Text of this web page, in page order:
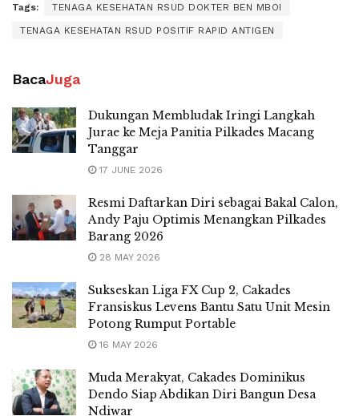
Tags: TENAGA KESEHATAN RSUD DOKTER BEN MBOI
TENAGA KESEHATAN RSUD POSITIF RAPID ANTIGEN
BacaJuga
Dukungan Membludak Iringi Langkah
Jurae ke Meja Panitia Pilkades Macang
Tanggar
17 JUNE 2026
Resmi Daftarkan Diri sebagai Bakal Calon,
Andy Paju Optimis Menangkan Pilkades
Barang 2026
28 MAY 2026
Sukseskan Liga FX Cup 2, Cakades
Fransiskus Levens Bantu Satu Unit Mesin
Potong Rumput Portable
16 MAY 2026
Muda Merakyat, Cakades Dominikus
Dendo Siap Abdikan Diri Bangun Desa
Ndiwar